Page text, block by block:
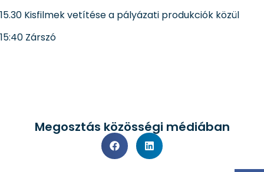
15.30 Kisfilmek vetítése a pályázati produkciók közül
15:40 Zárszó
Megosztás közösségi médiában